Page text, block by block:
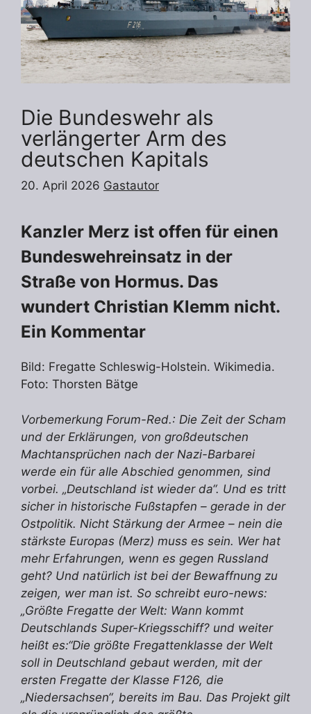
Die Bundeswehr als
verlängerter Arm des
deutschen Kapitals
20. April 2026 Gastautor
Kanzler Merz ist offen für einen
Bundeswehreinsatz in der
Straße von Hormus. Das
wundert Christian Klemm nicht.
Ein Kommentar
Bild: Fregatte Schleswig-Holstein. Wikimedia.
Foto: Thorsten Bätge
Vorbemerkung Forum-Red.: Die Zeit der Scham
und der Erklärungen, von großdeutschen
Machtansprüchen nach der Nazi-Barbarei
werde ein für alle Abschied genommen, sind
vorbei. „Deutschland ist wieder da“. Und es tritt
sicher in historische Fußstapfen – gerade in der
Ostpolitik. Nicht Stärkung der Armee – nein die
stärkste Europas (Merz) muss es sein. Wer hat
mehr Erfahrungen, wenn es gegen Russland
geht? Und natürlich ist bei der Bewaffnung zu
zeigen, wer man ist. So schreibt euro-news:
„Größte Fregatte der Welt: Wann kommt
Deutschlands Super-Kriegsschiff? und weiter
heißt es:“Die größte Fregattenklasse der Welt
soll in Deutschland gebaut werden, mit der
ersten Fregatte der Klasse F126, die
„Niedersachsen“, bereits im Bau. Das Projekt gilt